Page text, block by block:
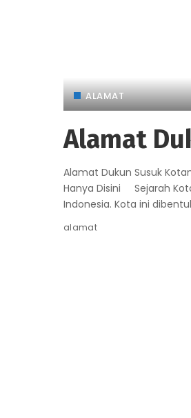
ALAMAT
Alamat
Alamat Dukun Susuk
Hanya Disini Sejarah
Indonesia. Kota ini
alamat